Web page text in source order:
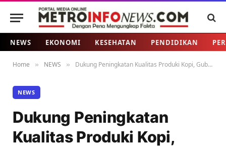
NEWS EKONOMI KESEHATAN PENDIDIKAN
Home » NEWS » Dukung Peningkatan Kualitas Produki Kopi, Gubernur Sulsel Salurkan Mesin Pengolahan Kopi untuk IKM di Luwu
NEWS
Dukung Peningkatan
Kualitas Produki Kopi,